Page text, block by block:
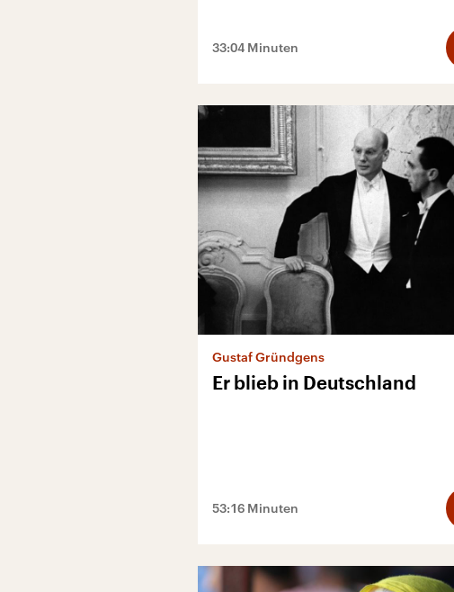
33:04 Minuten
Gustaf Gründgens
Er blieb in Deutschland
53:16 Minuten